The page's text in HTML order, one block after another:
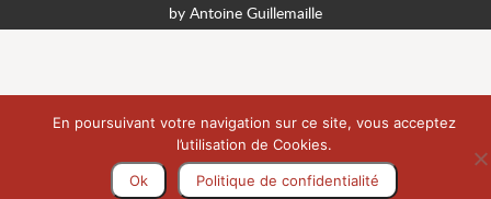
by Antoine Guillemaille
En poursuivant votre navigation sur ce site, vous acceptez
l’utilisation de Cookies.
Ok Politique de confidentialité